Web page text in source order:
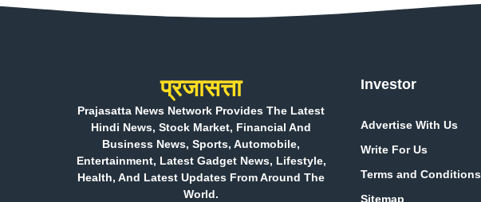
प्रजासत्ता
Prajasatta News Network Provides The Latest
Hindi News, Stock Market, Financial And
Business News, Sports, Automobile,
Entertainment, Latest Gadget News, Lifestyle,
Health, And Latest Updates From Around The
World.
Investor
Advertise With Us
Write For Us
Terms and Conditions
Sitemap